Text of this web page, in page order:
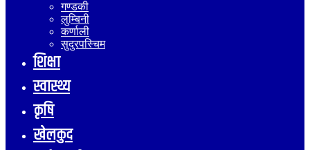
गण्डकी
लुम्बिनी
कर्णाली
सुदुरपस्चिम
शिक्षा
स्वास्थ्य
कृषि
खेलकुद